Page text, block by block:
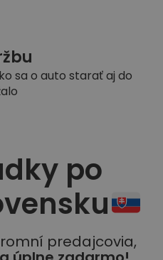
sa o auto starať aj do
po
predajcovia,